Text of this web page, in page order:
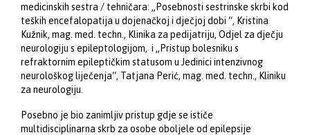
medicinskih sestra / tehničara: „Posebnosti sestrinske skrbi kod
teških encefalopatija u dojenačkoj i dječjoj dobi “, Kristina
Kužnik, mag. med. techn., Klinika za pedijatriju, Odjel za dječju
neurologiju s epileptologijom, i „Pristup bolesniku s
refraktornim epileptičkim statusom u Jedinici intenzivnog
neurološkog liječenja“, Tatjana Perić, mag. med. techn., Kliniku
za neurologiju.
Posebno je bio zanimljiv pristup gdje se ističe
multidisciplinarna skrb za osobe oboljele od epilepsije